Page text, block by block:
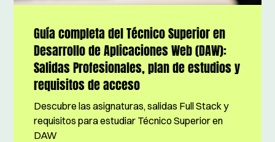
Guía completa del Técnico Superior en
Desarrollo de Aplicaciones Web (DAW):
Salidas Profesionales, plan de estudios y
requisitos de acceso
Descubre las asignaturas, salidas Full Stack y
requisitos para estudiar Técnico Superior en
DAW